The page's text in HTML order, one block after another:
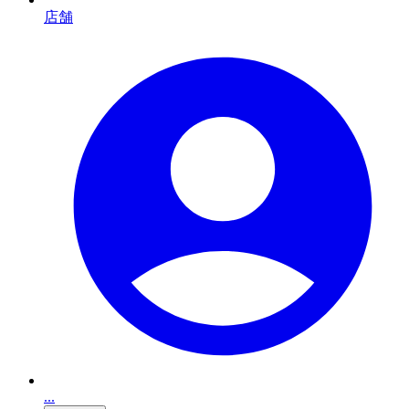
店舗
...